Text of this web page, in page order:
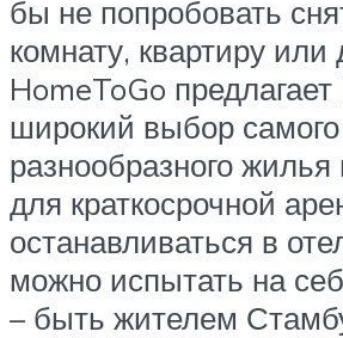
бы не попробовать
комнату, квартиру
HomeToGo
широкий выбор самого
разнообразного
для краткосрочной
останавливаться в
можно испытать на
– быть жителем